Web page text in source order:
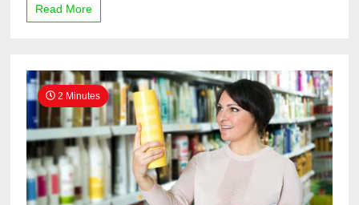
Lebih
Tua
Read More
2 Minutes